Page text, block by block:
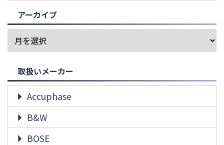
アーカイブ
取扱いメーカー
Accuphase
B&W
BOSE